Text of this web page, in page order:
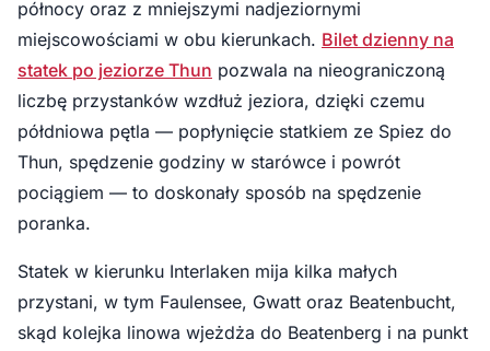
północy oraz z mniejszymi nadjeziornymi
miejscowościami w obu kierunkach. Bilet dzienny na
statek po jeziorze Thun pozwala na nieograniczoną
liczbę przystanków wzdłuż jeziora, dzięki czemu
półdniowa pętla — popłynięcie statkiem ze Spiez do
Thun, spędzenie godziny w starówce i powrót
pociągiem — to doskonały sposób na spędzenie
poranka.
Statek w kierunku Interlaken mija kilka małych
przystani, w tym Faulensee, Gwatt oraz Beatenbucht,
skąd kolejka linowa wjeżdża do Beatenberg i na punkt